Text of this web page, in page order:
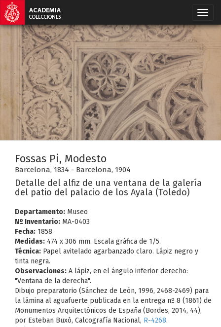
Fossas Pi, Modesto
Barcelona, 1834 - Barcelona, 1904
Detalle del alfiz de una ventana de la galería
del patio del palacio de los Ayala (Toledo)
Departamento: Museo
Nº Inventario: MA-0403
Fecha: 1858
Medidas: 474 x 306 mm. Escala gráfica de 1/5.
Técnica: Papel avitelado agarbanzado claro. Lápiz negro y
tinta negra.
Observaciones: A lápiz, en el ángulo inferior derecho:
"Ventana de la derecha".
Dibujo preparatorio (Sánchez de León, 1996, 2468-2469) para
la lámina al aguafuerte publicada en la entrega nº 8 (1861) de
Monumentos Arquitectónicos de España (Bordes, 2014, 44),
por Esteban Buxó, Calcografía Nacional, R-4268.